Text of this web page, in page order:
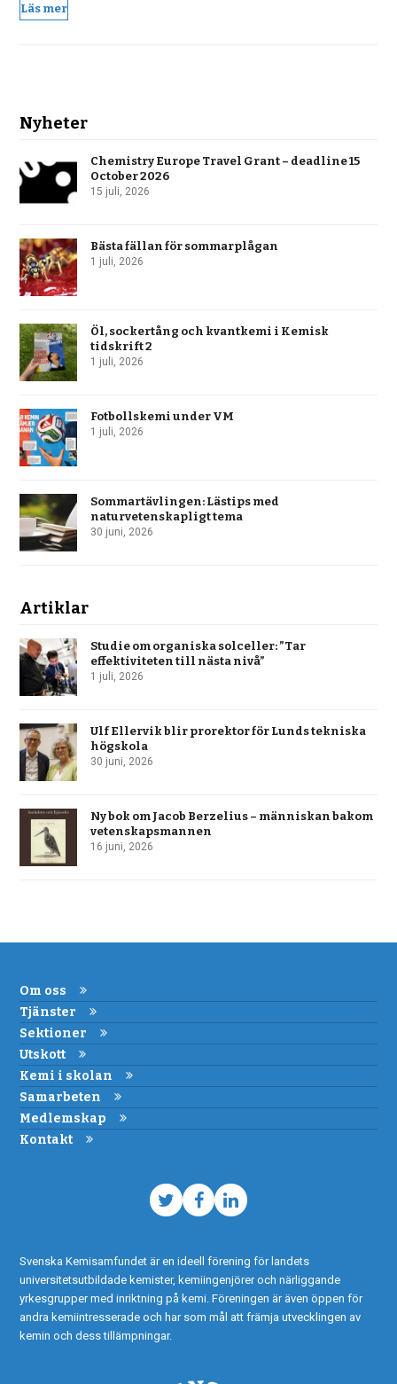
Läs mer
Nyheter
Chemistry Europe Travel Grant – deadline 15
October 2026
15 juli, 2026
Bästa fällan för sommarplågan
1 juli, 2026
Öl, sockertång och kvantkemi i Kemisk
tidskrift 2
1 juli, 2026
Fotbollskemi under VM
1 juli, 2026
Sommartävlingen: Lästips med
naturvetenskapligt tema
30 juni, 2026
Artiklar
Studie om organiska solceller: ”Tar
effektiviteten till nästa nivå”
1 juli, 2026
Ulf Ellervik blir prorektor för Lunds tekniska
högskola
30 juni, 2026
Ny bok om Jacob Berzelius – människan bakom
vetenskapsmannen
16 juni, 2026
Om oss
Tjänster
Sektioner
Utskott
Kemi i skolan
Samarbeten
Medlemskap
Kontakt
TwitterFacebook
LinkedIn
Svenska Kemisamfundet är en ideell förening för landets
universitetsutbildade kemister, kemiingenjörer och närliggande
yrkesgrupper med inriktning på kemi. Föreningen är även öppen för
andra kemiintresserade och har som mål att främja utvecklingen av
kemin och dess tillämpningar.